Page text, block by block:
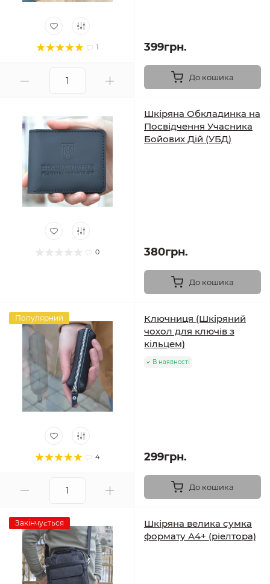
1 399грн.
До кошика
0
Шкіряна Обкладинка на
Посвідчення Учасника
Бойових Дій (УБД)
380грн.
До кошика
Популярний
4
Ключниця (Шкіряний
чохол для ключів з
кільцем)
В наявності
299грн.
До кошика
Закінчується
Шкіряна велика сумка
формату А4+ (ріелтора)